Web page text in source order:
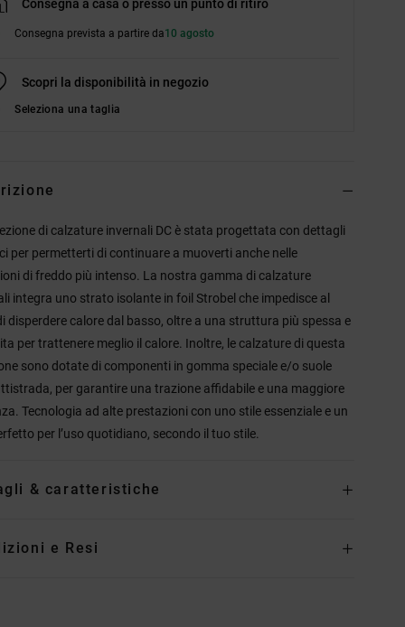
Consegna a casa o presso un punto di ritiro
Consegna prevista a partire da10 agosto
Scopri la disponibilità in negozio
Seleziona una taglia
di calzature invernali DC è stata progettata con dettagli
per permetterti di continuare a muoverti anche nelle
di freddo più intenso. La nostra gamma di calzature
integra uno strato isolante in foil Strobel che impedisce al
disperdere calore dal basso, oltre a una struttura più spessa e
per trattenere meglio il calore. Inoltre, le calzature di questa
sono dotate di componenti in gomma speciale e/o suole
per garantire una trazione affidabile e una maggiore
Tecnologia ad alte prestazioni con uno stile essenziale e un
per l’uso quotidiano, secondo il tuo stile.
& caratteristiche
e Resi